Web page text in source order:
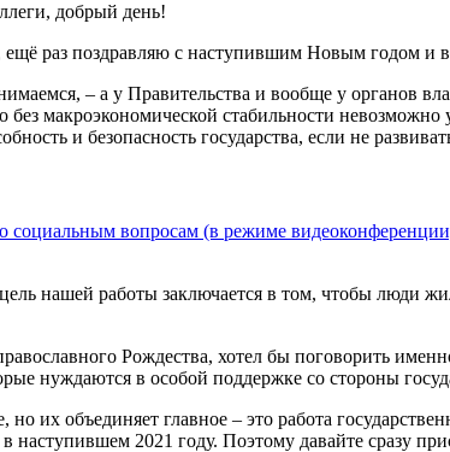
добрый день!
раз поздравляю с наступившим Новым годом и
– а у Правительства и вообще у органов
без макроэкономической стабильности
и безопасность государства, если не
социальным вопросам (в режиме
нашей работы заключается в том, чтобы люди
Рождества, хотел бы поговорить
нуждаются в особой поддержке со стороны
их объединяет главное – это работа
наступившем 2021 году. Поэтому давайте сразу